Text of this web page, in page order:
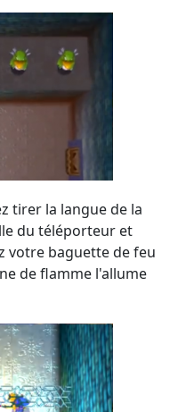
tirer la langue de la
du téléporteur et
votre baguette de feu
de flamme l'allume